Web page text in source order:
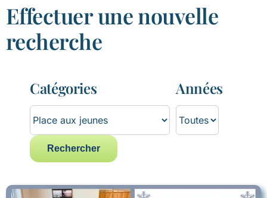
Effectuer une nouvelle
recherche
Catégories Années